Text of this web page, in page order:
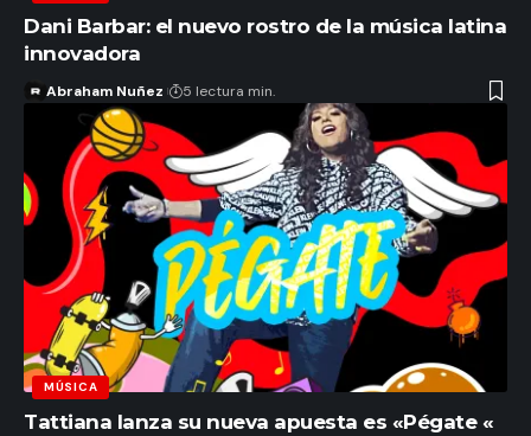
Dani Barbar: el nuevo rostro de la música latina
innovadora
Abraham Nuñez 5 lectura min.
MÚSICA
Tattiana lanza su nueva apuesta es «Pégate «